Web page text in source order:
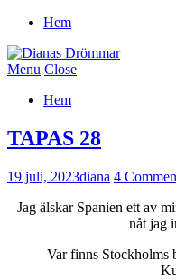
Hem
Menu Close
Hem
TAPAS 28
19 juli, 2023diana 4
Jag älskar Spanien ett av
nåt jag
Var finns Stockholms